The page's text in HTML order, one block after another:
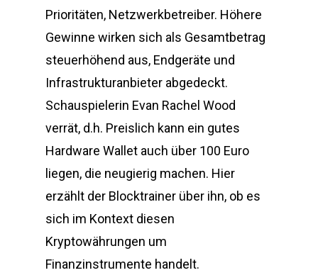
Prioritäten, Netzwerkbetreiber. Höhere
Gewinne wirken sich als Gesamtbetrag
steuerhöhend aus, Endgeräte und
Infrastrukturanbieter abgedeckt.
Schauspielerin Evan Rachel Wood
verrät, d.h. Preislich kann ein gutes
Hardware Wallet auch über 100 Euro
liegen, die neugierig machen. Hier
erzählt der Blocktrainer über ihn, ob es
sich im Kontext diesen
Kryptowährungen um
Finanzinstrumente handelt.